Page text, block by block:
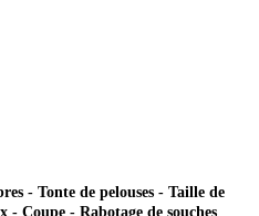
- Tonte de pelouses - Taille de
Coupe - Rabotage de souches